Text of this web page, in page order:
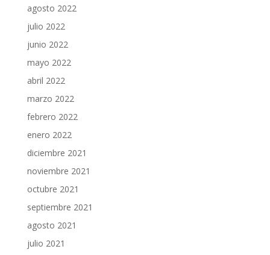
agosto 2022
julio 2022
junio 2022
mayo 2022
abril 2022
marzo 2022
febrero 2022
enero 2022
diciembre 2021
noviembre 2021
octubre 2021
septiembre 2021
agosto 2021
julio 2021